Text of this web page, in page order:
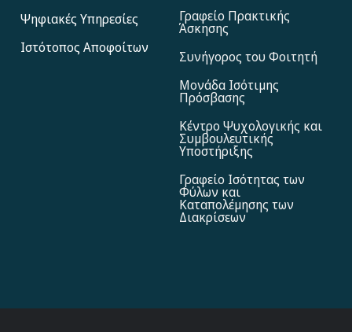
Ψηφιακές Υπηρεσίες
Ιστότοπος Αποφoίτων
Γραφείο Πρακτικής
Άσκησης
Συνήγορος του Φοιτητή
Μονάδα Ισότιμης
Πρόσβασης
Κέντρο Ψυχολογικής και
Συμβουλευτικής
Υποστήριξης
Γραφείο Ισότητας των
Φύλων και
Καταπολέμησης των
Διακρίσεων